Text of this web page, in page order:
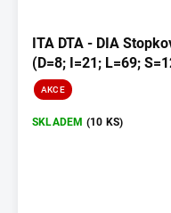
ITA DTA - DIA
(D=8; I=21; L=69;
AKCE
SKLADEM (10 KS)